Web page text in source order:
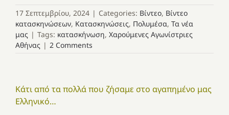
17 Σεπτεμβρίου, 2024 | Categories: Βίντεο, Βίντεο
κατασκηνώσεων, Κατασκηνώσεις, Πολυμέσα, Τα νέα
μας | Tags: κατασκήνωση, Χαρούμενες Αγωνίστριες
Αθήνας | 2 Comments
Κάτι από τα πολλά που ζήσαμε στο αγαπημένο μας
Ελληνικό…